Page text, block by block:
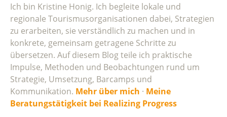
Ich bin Kristine Honig. Ich begleite lokale und
regionale Tourismusorganisationen dabei, Strategien
zu erarbeiten, sie verständlich zu machen und in
konkrete, gemeinsam getragene Schritte zu
übersetzen. Auf diesem Blog teile ich praktische
Impulse, Methoden und Beobachtungen rund um
Strategie, Umsetzung, Barcamps und
Kommunikation. Mehr über mich · Meine
Beratungstätigkeit bei Realizing Progress